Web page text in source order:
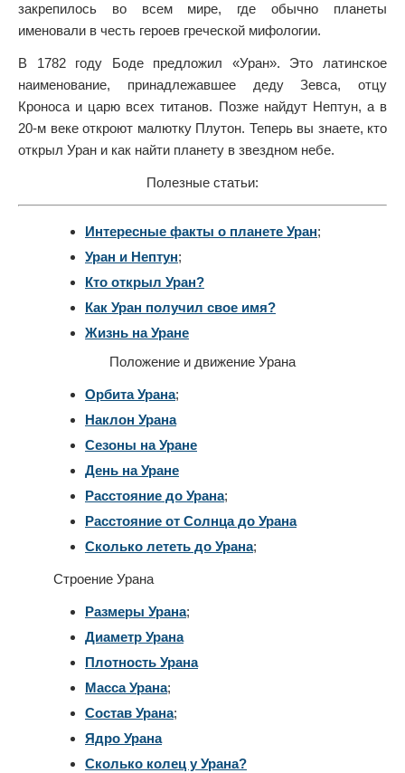
закрепилось во всем мире, где обычно планеты
именовали в честь героев греческой мифологии.
В 1782 году Боде предложил «Уран». Это латинское
наименование, принадлежавшее деду Зевса, отцу
Кроноса и царю всех титанов. Позже найдут Нептун, а в
20-м веке откроют малютку Плутон. Теперь вы знаете, кто
открыл Уран и как найти планету в звездном небе.
Полезные статьи:
Интересные факты о планете Уран;
Уран и Нептун;
Кто открыл Уран?
Как Уран получил свое имя?
Жизнь на Уране
Положение и движение Урана
Орбита Урана;
Наклон Урана
Сезоны на Уране
День на Уране
Расстояние до Урана;
Расстояние от Солнца до Урана
Сколько лететь до Урана;
Строение Урана
Размеры Урана;
Диаметр Урана
Плотность Урана
Масса Урана;
Состав Урана;
Ядро Урана
Сколько колец у Урана?